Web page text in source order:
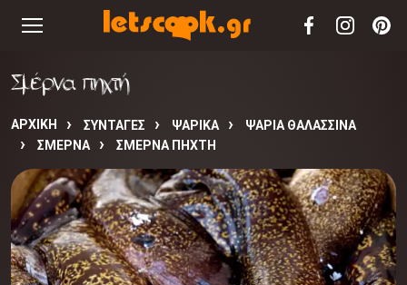
Σμέρνα πηχτή
ΑΡΧΙΚΉ ΣΥΝΤΑΓΈΣ ΨΑΡΙΚΑ
ΨΑΡΙΑ ΘΑΛΑΣΣΙΝΑ
ΣΜΕΡΝΑ
ΣΜΈΡΝΑ ΠΗΧΤΉ